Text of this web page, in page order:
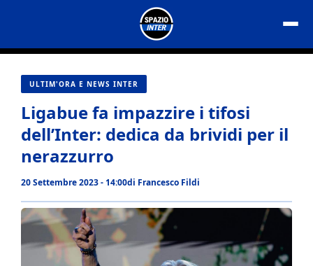
contenuto
ULTIM'ORA E NEWS INTER
Ligabue fa impazzire i tifosi
dell’Inter: dedica da brividi per il
nerazzurro
20 Settembre 2023 - 14:00di Francesco Fildi